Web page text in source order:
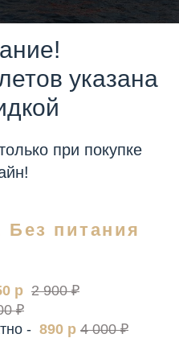
указана
при покупке
Без питания
р 2 900 ₽
₽
- 890 р 4 000 ₽